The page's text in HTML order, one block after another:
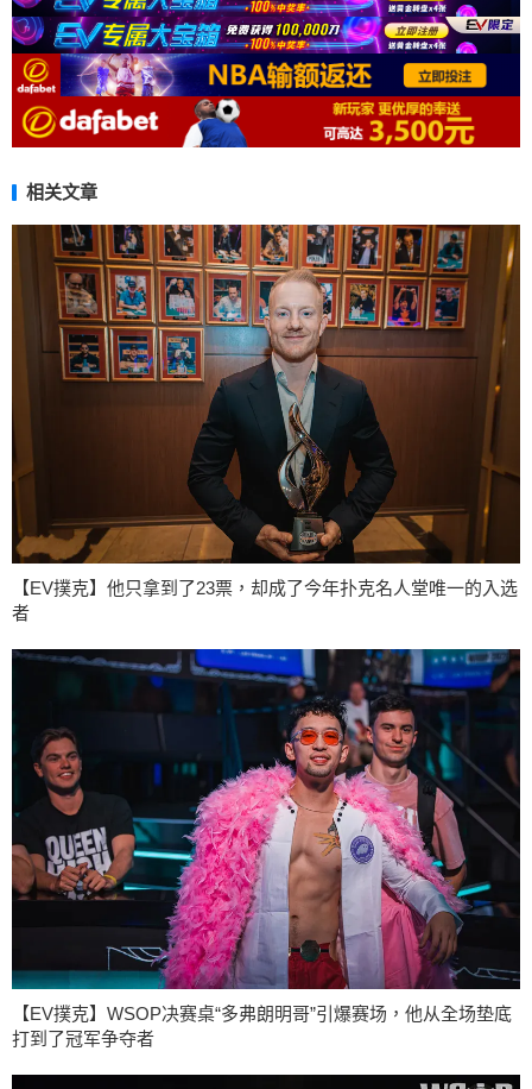
相关文章
【EV撲克】他只拿到了23票，却成了今年扑克名人堂唯一的入选
者
【EV撲克】WSOP决赛桌“多弗朗明哥”引爆赛场，他从全场垫底
打到了冠军争夺者